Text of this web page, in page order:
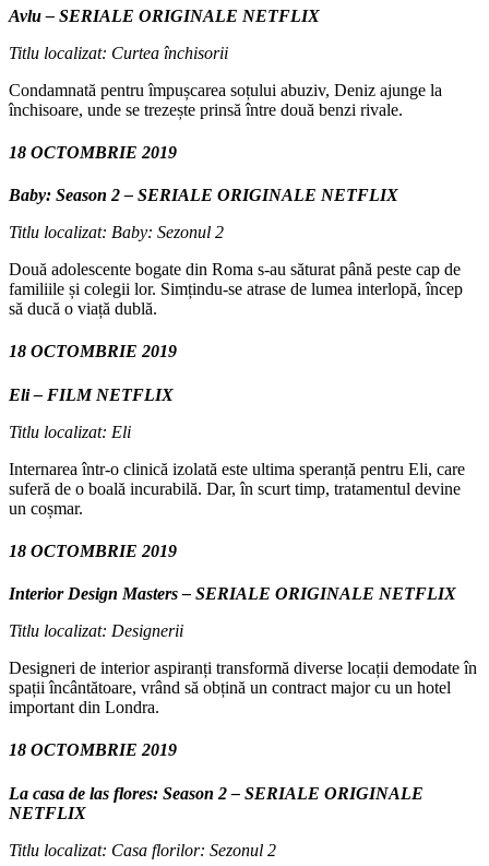
Avlu – SERIALE ORIGINALE NETFLIX
Titlu localizat: Curtea închisorii
Condamnată pentru împușcarea soțului abuziv, Deniz ajunge la
închisoare, unde se trezește prinsă între două benzi rivale.
18 OCTOMBRIE 2019
Baby: Season 2 – SERIALE ORIGINALE NETFLIX
Titlu localizat: Baby: Sezonul 2
Două adolescente bogate din Roma s-au săturat până peste cap de
familiile și colegii lor. Simțindu-se atrase de lumea interlopă, încep
să ducă o viață dublă.
18 OCTOMBRIE 2019
Eli – FILM NETFLIX
Titlu localizat: Eli
Internarea într-o clinică izolată este ultima speranță pentru Eli, care
suferă de o boală incurabilă. Dar, în scurt timp, tratamentul devine
un coșmar.
18 OCTOMBRIE 2019
Interior Design Masters – SERIALE ORIGINALE NETFLIX
Titlu localizat: Designerii
Designeri de interior aspiranți transformă diverse locații demodate în
spații încântătoare, vrând să obțină un contract major cu un hotel
important din Londra.
18 OCTOMBRIE 2019
La casa de las flores: Season 2 – SERIALE ORIGINALE
NETFLIX
Titlu localizat: Casa florilor: Sezonul 2